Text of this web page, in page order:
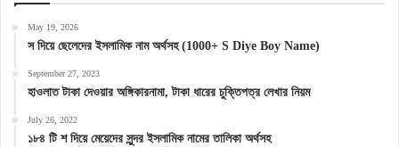
May 19, 2026
স দিয়ে ছেলেদের ইসলামিক নাম অর্থসহ (1000+ S Diye Boy Name)
September 27, 2023
হাওলাত টাকা দেওয়ার অঙ্গিকারনামা, টাকা ধারের চুক্তিপত্র লেখার নিয়ম
July 26, 2022
১৮৪ টি শ দিয়ে মেয়েদের সুন্দর ইসলামিক নামের তালিকা অর্থসহ